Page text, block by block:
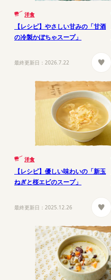
洋食
【レシピ】やさしい甘みの「甘酒
の冷製かぼちゃスープ」
最終更新日： 2026.7.22
洋食
【レシピ】優しい味わいの「新玉
ねぎと桜エビのスープ」
最終更新日： 2025.12.26